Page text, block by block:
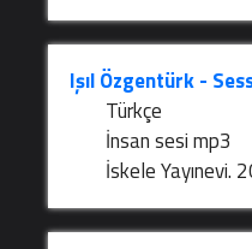
Işıl Özgentürk -
Türkçe
İnsan sesi mp3
İskele Yayınevi.